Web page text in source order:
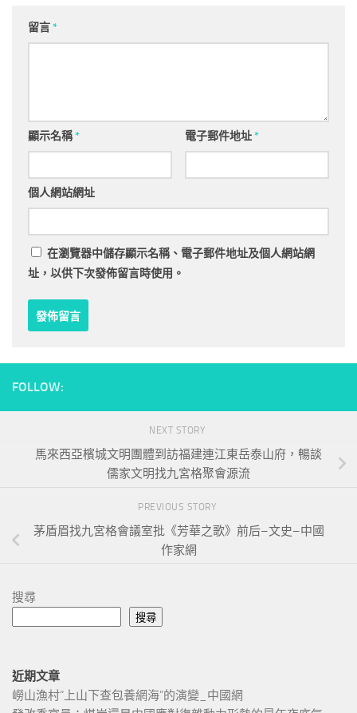
留言*
顯示名稱* 電子郵件地址*
個人網站網址
在瀏覽器中儲存顯示名稱、電子郵件地址及個人網站網
址，以供下次發佈留言時使用。
FOLLOW:
NEXT STORY
馬來西亞檳城文明團體到訪福建連江東岳泰山府，暢談
儒家文明找九宮格聚會源流
PREVIOUS STORY
茅盾眉找九宮格會議室批《芳華之歌》前后–文史–中國
作家網
搜尋
搜尋
近期文章
嶗山漁村“上山下查包養網海”的演變_中國網